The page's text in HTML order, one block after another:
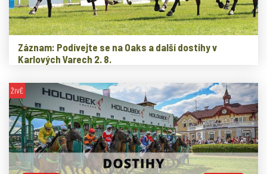
Záznam: Podívejte se na Oaks a další dostihy v
Karlových Varech 2. 8.
ŽIVĚ